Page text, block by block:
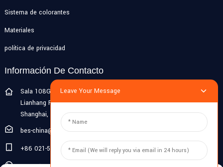
Sistema de colorantes
Materiales
política de privacidad
Información De Contacto
Sala 108G, primer piso, edificio 10, Pujiang Zhigu, No. 1188
Lianhang Road, ciudad de Pujiang, distrito de Minhang,
Shanghai, China
bes-china@besdeconcrete.com
+86 021-51692846
Leave Your Message